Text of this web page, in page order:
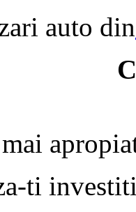
auto din
ti